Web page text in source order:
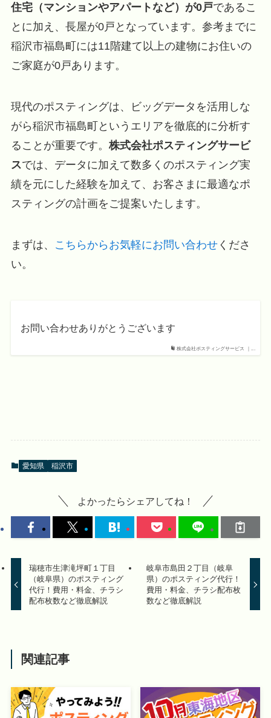
住宅（マンションやアパートなど）が0戸であるこ
とに加え、長屋が0戸となっています。参考までに
稲沢市福島町には11階建て以上の建物にお住いの
ご家庭が0戸あります。
現代のポスティングは、ビッグデータを活用しな
がら稲沢市福島町というエリアを徹底的に分析す
ることが重要です。 株式会社ポスティングサービ
スでは、データに加えて数多くのポスティング実
績を元にした経験を加えて、お客さまに最適なポ
スティングの計画をご提案いたします。
まずは、 こちらからお気軽にお問い合わせくださ
い。
株式会社ポスティングサービス ｜...
お問い合わせありがとうございます
愛知県 稲沢市
よかったらシェアしてね！
瑞穂市生津滝坪町１丁目
（岐阜県）のポスティング
代行！費用・料金、チラシ
配布枚数など徹底解説
岐阜市島田２丁目（岐阜
県）のポスティング代行！
費用・料金、チラシ配布枚
数など徹底解説
関連記事